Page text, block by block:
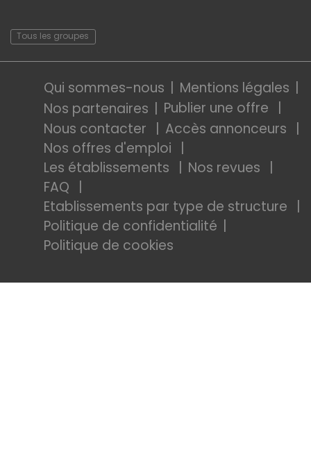
Tous les groupes
Qui sommes-nous
Mentions légales
Nos partenaires
Publier une offre
Nous contacter
Accès annonceurs
Nos offres d'emploi
Les établissements
Nos revues
FAQ
Etablissements par type de structure
Politique de confidentialité
Politique de cookies